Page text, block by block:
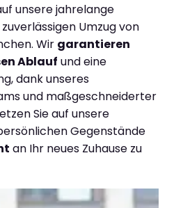
unsere jahrelange
Umzug von
Wir garantieren
Ablauf und eine
dank unseres
und maßgeschneiderter
Sie auf unsere
Gegenstände
an Ihr neues Zuhause zu